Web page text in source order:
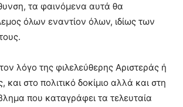
τα φαινόμενα αυτά θα
όλων εναντίον όλων, ιδίως των
λόγο της φιλελεύθερης Αριστεράς ή
και στο πολιτικό δοκίμιο αλλά και στη
που καταγράφει τα τελευταία